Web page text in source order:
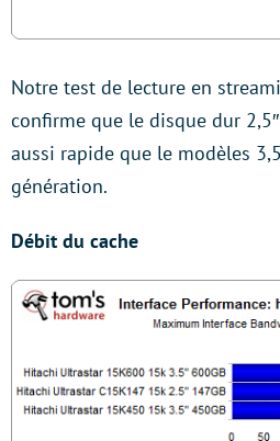
Notre test de lecture en
confirme que le disque dur
aussi rapide que le modèles
génération.
Débit du cache